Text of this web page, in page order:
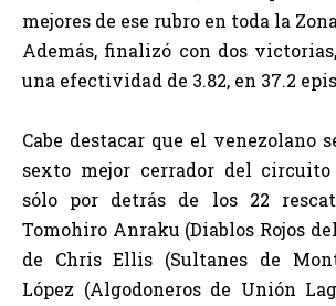
mejores de ese rubro en toda la
Además, finalizó con dos
una efectividad de 3.82, en 37.2
Cabe destacar que el venezolano
sexto mejor cerrador del circuito
sólo por detrás de los 22
Tomohiro Anraku (Diablos Rojos
de Chris Ellis (Sultanes de
López (Algodoneros de Unión